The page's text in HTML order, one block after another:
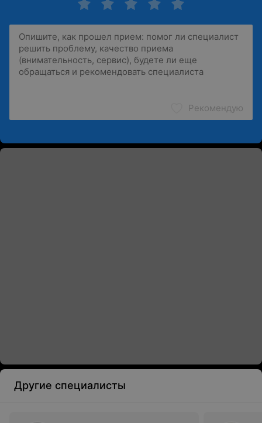
Рекомендую
Другие специалисты